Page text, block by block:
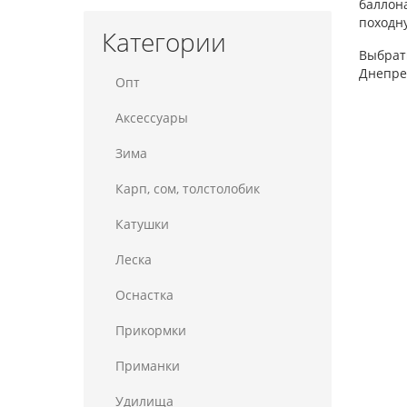
Категории
Опт
Аксессуары
Зима
Карп, сом, толстолобик
Катушки
Леска
Оснастка
Прикормки
Приманки
Удилища